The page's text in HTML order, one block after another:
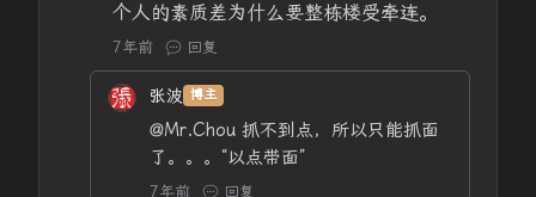
个人的素质差为什么要整栋楼受牵连。
7年前 回复
张波 博主
@Mr.Chou 抓不到点，所以只能抓面
了。。。“以点带面”
7年前 回复